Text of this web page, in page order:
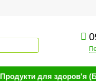
Продукти для здоров'я